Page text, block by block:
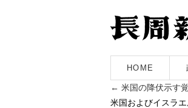
HOME
← 米国の降伏示す
米国およびイスラ